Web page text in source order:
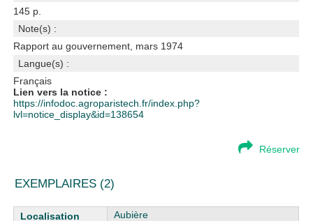
145 p.
Note(s) :
Rapport au gouvernement, mars 1974
Langue(s) :
Français
Lien vers la notice :
https://infodoc.agroparistech.fr/index.php?
lvl=notice_display&id=138654
Réserver
EXEMPLAIRES (2)
Liste des exemplaires
Aubière